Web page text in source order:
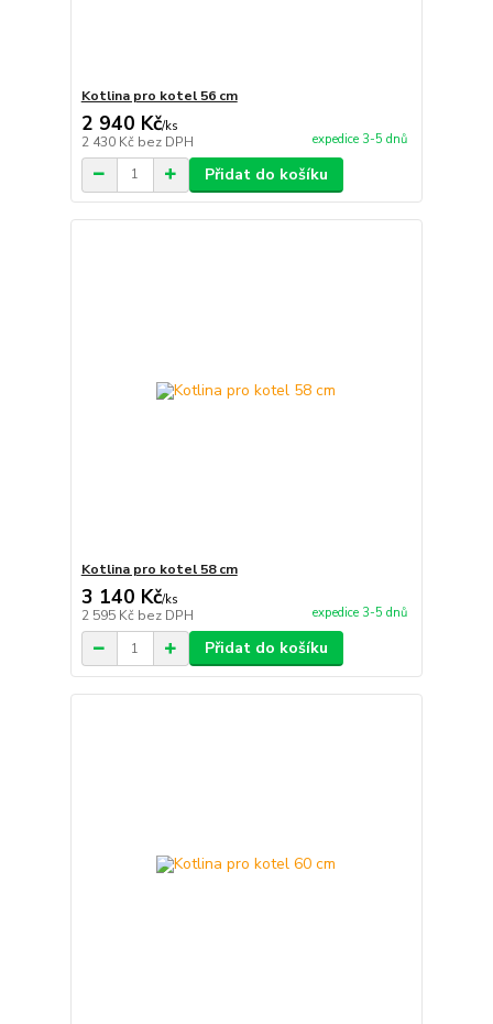
Kotlina pro kotel 56 cm
2 940 Kč/ks
2 430 Kč bez DPH expedice 3-5 dnů
Přidat do košíku
Kotlina pro kotel 58 cm
3 140 Kč/ks
2 595 Kč bez DPH expedice 3-5 dnů
Přidat do košíku